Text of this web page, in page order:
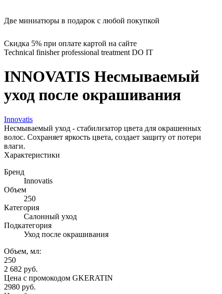
Две миниатюры в подарок с любой покупкой
Скидка 5% при оплате картой на сайте
Technical finisher professional treatment DO IT
INNOVATIS Несмываемый
уход после окрашивания
Innovatis
Несмываемый уход - стабилизатор цвета для окрашенных
волос. Сохраняет яркость цвета, создает защиту от потери
влаги.
Характеристики
Бренд
Innovatis
Объем
250
Категория
Салонный уход
Подкатегория
Уход после окрашивания
Объем, мл:
250
2 682 руб.
Цена с промокодом GKERATIN
2980 руб.